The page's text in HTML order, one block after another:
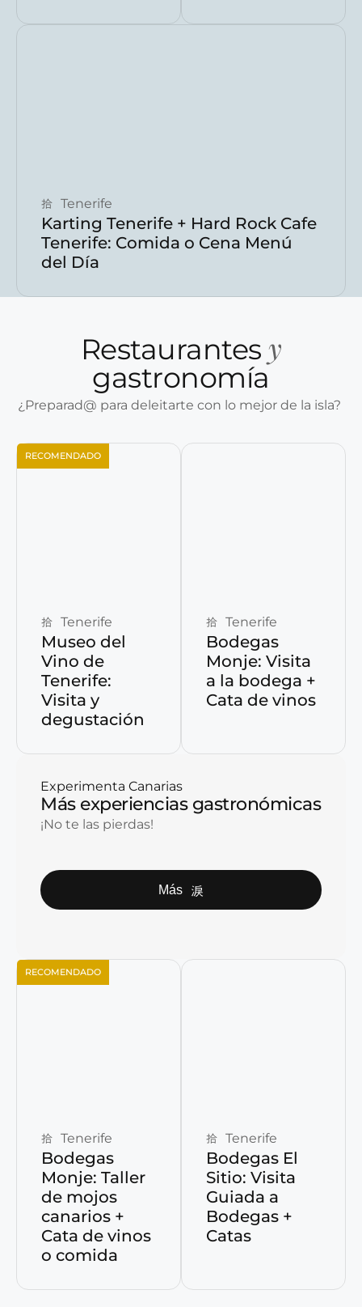
Tenerife
Karting Tenerife + Hard Rock Cafe
Tenerife: Comida o Cena Menú
del Día
Restaurantes y
gastronomía
¿Preparad@ para deleitarte con lo mejor de la isla?
RECOMENDADO
Tenerife
Museo del
Vino de
Tenerife:
Visita y
degustación
Tenerife
Bodegas
Monje: Visita
a la bodega +
Cata de vinos
Experimenta Canarias
Más experiencias gastronómicas
¡No te las pierdas!
Más
RECOMENDADO
Tenerife
Bodegas
Monje: Taller
de mojos
canarios +
Cata de vinos
o comida
Tenerife
Bodegas El
Sitio: Visita
Guiada a
Bodegas +
Catas